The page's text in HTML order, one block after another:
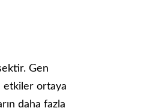
Gen
etkiler ortaya
daha fazla